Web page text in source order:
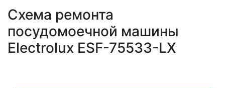
Схема ремонта
посудомоечной машины
Electrolux ESF-75533-LX